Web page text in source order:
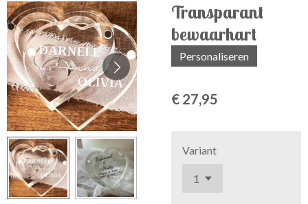
Transparant
bewaarhart
Personaliseren
€ 27,95
Variant